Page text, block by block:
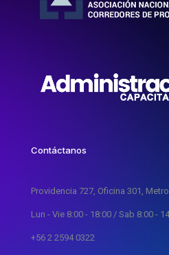
Contáctanos
Providencia 727, Oficina 301,
Lun - Vie 8:00 - 18:00 / Sab 8:00 -
+56 2 2594 0322